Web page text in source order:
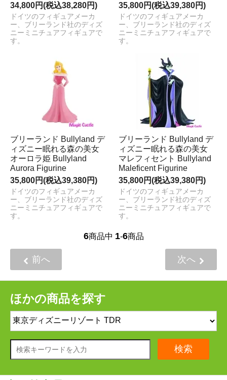
34,800円(税込38,280円)
ドイツのフィギュアメーカ
ー、ブリーランド社のディズ
ニーミニチュアフィギュアで
す。
35,800円(税込39,380円)
ドイツのフィギュアメーカ
ー、ブリーランド社のディズ
ニーミニチュアフィギュアで
す。
ブリーランド Bullyland デ
ィズニー眠れる森の美女
オーロラ姫 Bullyland
Aurora Figurine
35,800円(税込39,380円)
ドイツのフィギュアメーカ
ー、ブリーランド社のディズ
ニーミニチュアフィギュアで
す。
ブリーランド Bullyland デ
ィズニー眠れる森の美女
マレフィセント Bullyland
Maleficent Figurine
35,800円(税込39,380円)
ドイツのフィギュアメーカ
ー、ブリーランド社のディズ
ニーミニチュアフィギュアで
す。
6商品中 1-6商品
前へ 次へ
ほかの商品を探す
検索